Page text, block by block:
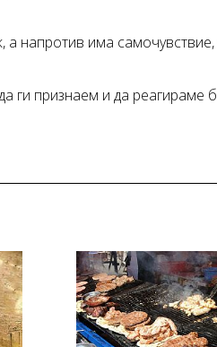
а напротив има
ги признаем и да реагираме